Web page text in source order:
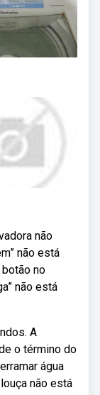
não
não está
no
não está
A
o término do
água
não está